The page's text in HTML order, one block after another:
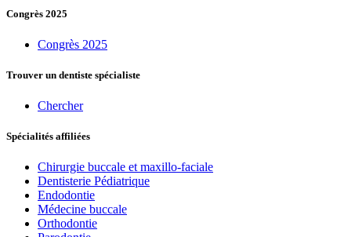
Congrès 2025
Congrès 2025
Trouver un dentiste spécialiste
Chercher
Spécialités affiliées
Chirurgie buccale et maxillo-faciale
Dentisterie Pédiatrique
Endodontie
Médecine buccale
Orthodontie